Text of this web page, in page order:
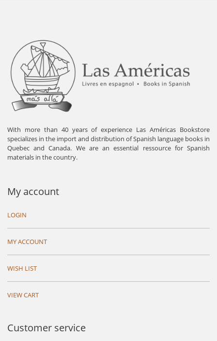
With more than 40 years of experience Las Américas Bookstore
specializes in the import and distribution of Spanish language books in
Quebec and Canada. We are an essential ressource for Spanish
materials in the country.
My account
LOGIN
MY ACCOUNT
WISH LIST
VIEW CART
Customer service